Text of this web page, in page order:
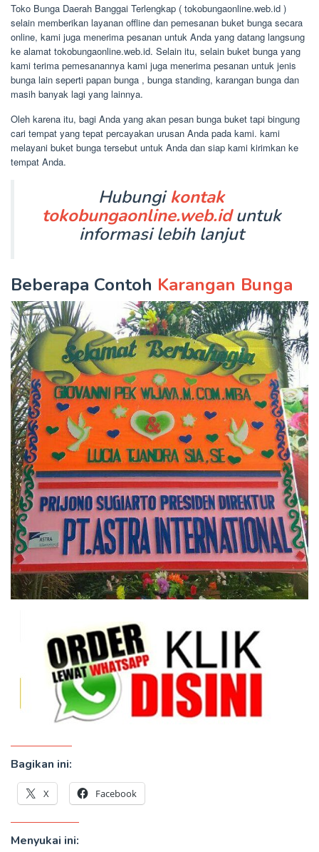
Toko Bunga Daerah Banggai Terlengkap ( tokobungaonline.web.id )
selain memberikan layanan offline dan pemesanan buket bunga secara
online, kami juga menerima pesanan untuk Anda yang datang langsung
ke alamat tokobungaonline.web.id. Selain itu, selain buket bunga yang
kami terima pemesanannya kami juga menerima pesanan untuk jenis
bunga lain seperti papan bunga , bunga standing, karangan bunga dan
masih banyak lagi yang lainnya.
Oleh karena itu, bagi Anda yang akan pesan bunga buket tapi bingung
cari tempat yang tepat percayakan urusan Anda pada kami. kami
melayani buket bunga tersebut untuk Anda dan siap kami kirimkan ke
tempat Anda.
Hubungi kontak
tokobungaonline.web.iduntuk
informasi lebih lanjut
Beberapa Contoh Karangan Bunga
Bagikan ini:
X Facebook
Menyukai ini: